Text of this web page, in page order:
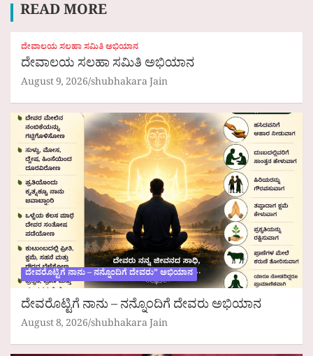
READ MORE
ದೇವಾಲಯ ಸಲಹಾ ಸಮಿತಿ ಅಭಿಯಾನ
ದೇವಾಲಯ ಸಲಹಾ ಸಮಿತಿ ಅಭಿಯಾನ
August 9, 2026 shubhakara Jain
ದೇವರೊಟ್ಟಿಗೆ ನಾನು – ನನ್ನೊಂದಿಗೆ ದೇವರು” ಅಭಿಯಾನ
ದೇವರೊಟ್ಟಿಗೆ ನಾನು – ನನ್ನೊಂದಿಗೆ ದೇವರು ಅಭಿಯಾನ
August 8, 2026 shubhakara Jain